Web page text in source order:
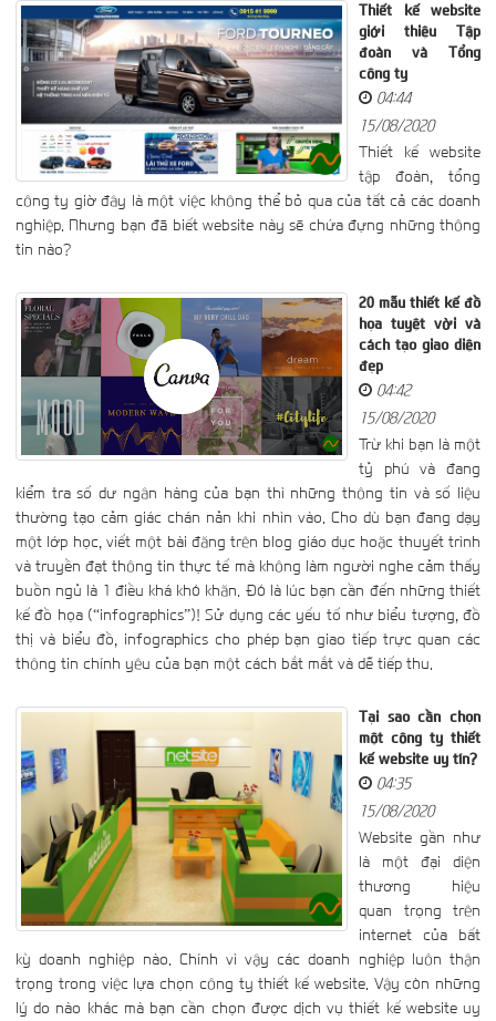
Thiết kế website
giới thiệu Tập
đoàn và Tổng
công ty
04:44
15/08/2020
Thiết kế website
tập đoàn, tổng
công ty giờ đây là một việc không thể bỏ qua của tất cả các doanh
nghiệp. Nhưng bạn đã biết website này sẽ chứa đựng những thông
tin nào?
20 mẫu thiết kế đồ
họa tuyệt vời và
cách tạo giao diện
đẹp
04:42
15/08/2020
Trừ khi bạn là một
tỷ phú và đang
kiểm tra số dư ngân hàng của bạn thì những thông tin và số liệu
thường tạo cảm giác chán nản khi nhìn vào. Cho dù bạn đang dạy
một lớp học, viết một bài đăng trên blog giáo dục hoặc thuyết trình
và truyền đạt thông tin thực tế mà không làm người nghe cảm thấy
buồn ngủ là 1 điều khá khó khăn. Đó là lúc bạn cần đến những thiết
kế đồ họa (“infographics”)! Sử dụng các yếu tố như biểu tượng, đồ
thị và biểu đồ, infographics cho phép bạn giao tiếp trực quan các
thông tin chính yêu của bạn một cách bắt mắt và dễ tiếp thu.
Tại sao cần chọn
một công ty thiết
kế website uy tín?
04:35
15/08/2020
Website gần như
là một đại diện
thương hiệu
quan trọng trên
internet của bất
kỳ doanh nghiệp nào. Chính vì vậy các doanh nghiệp luôn thận
trọng trong việc lựa chọn công ty thiết kế website. Vậy còn những
lý do nào khác mà bạn cần chọn được dịch vụ thiết kế website uy